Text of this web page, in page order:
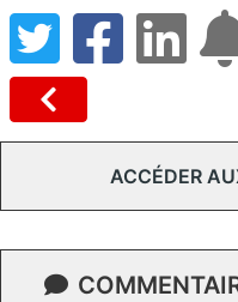
ACCÉDER